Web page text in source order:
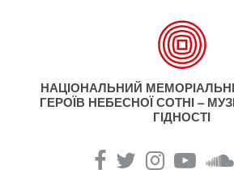
НАЦІОНАЛЬНИЙ
ГЕРОЇВ НЕБЕСНОЇ СОТНІ –
ГІДНОСТІ